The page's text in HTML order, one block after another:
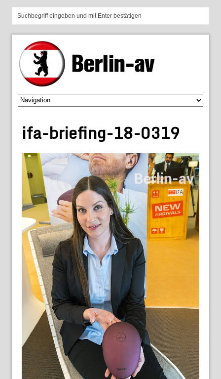
ifa-briefing-18-0319